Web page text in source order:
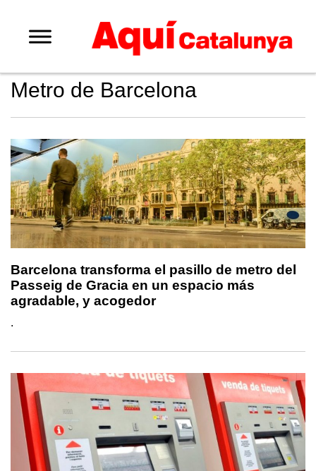
Metro de Barcelona
Barcelona transforma el pasillo de metro del
Passeig de Gracia en un espacio más
agradable, y acogedor
.